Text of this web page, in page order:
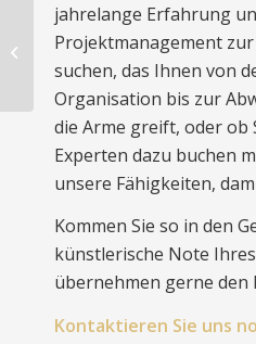
jahrelange Erfahrung
Projektmanagement zur
suchen, das Ihnen von
Organisation bis zur
die Arme greift, oder ob
Experten dazu buchen
unsere Fähigkeiten,
Kommen Sie so in den
künstlerische Note
übernehmen gerne den
Kontaktieren Sie uns
Sportveranstaltungen